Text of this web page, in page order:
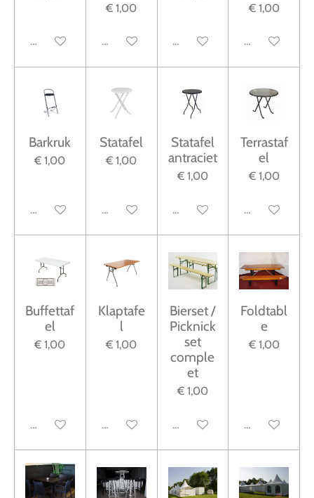
Uitgeschakeld
€ 1,00
Uitgeschakeld Uitgeschakeld
€ 1,00
Uitgeschakeld
Barkruk
€ 1,00
Uitgeschakeld
Statafel
€ 1,00
Uitgeschakeld
Statafel
antraciet
€ 1,00
Uitgeschakeld
Terrastaf
el
€ 1,00
Uitgeschakeld
Buffettaf
el
€ 1,00
Uitgeschakeld
Klaptafe
l
€ 1,00
Uitgeschakeld
Bierset /
Picknick
set
comple
et
€ 1,00
Uitgeschakeld
Foldtabl
e
€ 1,00
Uitgeschakeld